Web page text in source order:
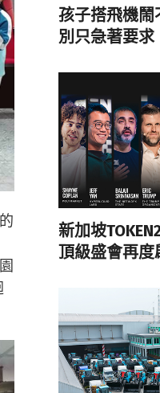
孩子搭飛機
別只急著要求
新加坡
頂級盛會再度